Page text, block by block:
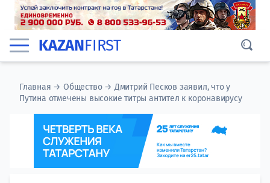
KAZANFIRST
Главная →Общество→ Дмитрий Песков заявил, что у
Путина отмечены высокие титры антител к коронавирусу